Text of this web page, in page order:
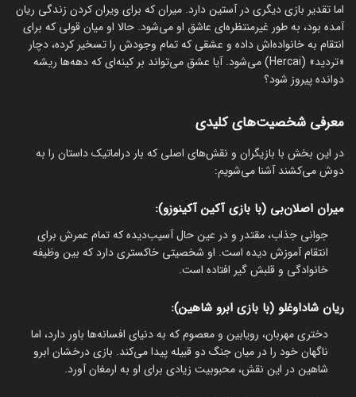
اما تقدیر بازی دیگری در آستین دارد. میران که برای ویران کردن زندگی ریان
آمده بود، به طور غیرمنتظره‌ای عاشق او می‌شود. حالا او میان قولی که برای
انتقام به خانواده‌اش داده و عشقی که تمام وجودش را تسخیر کرده، دچار
«تردید» (Hercai) می‌شود. آیا عشق می‌تواند بر کینه‌ای که دهه‌ها ریشه
دوانده پیروز شود؟
معرفی شخصیت‌های کلیدی
در این بخش با بازیگران و نقش‌های اصلی که بار دراماتیک داستان را به
دوش می‌کشند آشنا می‌شویم:
میران اصلان‌بی (با بازی آکین آکینوزو):
جوانی جذاب، مقتدر و در عین حال آسیب‌دیده که تمام عمرش برای
انتقام آموزش دیده است. او شخصیتی خاکستری دارد که بین وظیفه
خانوادگی و قلبش گیر افتاده است.
ریان شاداوغلو (با بازی ابرو شاهین):
دختری مهربان، رویابین و معصوم که به دنیای افسانه‌ها باور دارد، اما
ناگهان خود را در میان جنگ دو قبیله پیدا می‌کند. بازی درخشان ابرو
شاهین در این نقش، محبوبیت زیادی برای او به ارمغان آورد.